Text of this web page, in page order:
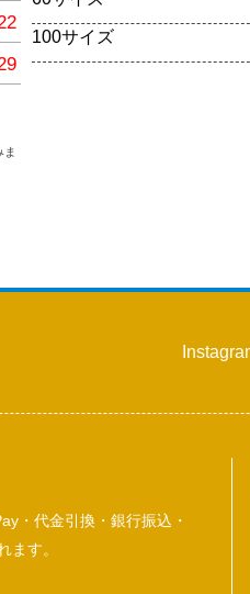
20 21 22 23 24 25 26
27 28 29 30
ま
100サイズ
・代金引換・銀行振込・
ます。